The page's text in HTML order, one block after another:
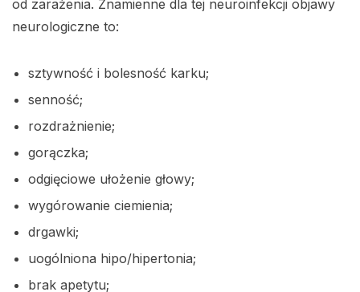
od zarażenia. Znamienne dla tej neuroinfekcji objawy
neurologiczne to:
sztywność i bolesność karku;
senność;
rozdrażnienie;
gorączka;
odgięciowe ułożenie głowy;
wygórowanie ciemienia;
drgawki;
uogólniona hipo/hipertonia;
brak apetytu;